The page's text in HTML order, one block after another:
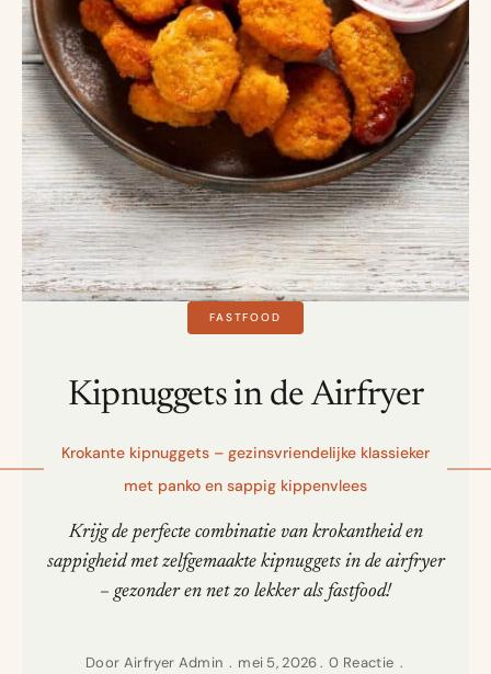
FASTFOOD
Kipnuggets in de Airfryer
Krokante kipnuggets – gezinsvriendelijke klassieker
met panko en sappig kippenvlees
Krijg de perfecte combinatie van krokantheid en
sappigheid met zelfgemaakte kipnuggets in de airfryer
– gezonder en net zo lekker als fastfood!
Door Airfryer Admin mei 5, 2026 0 Reactie